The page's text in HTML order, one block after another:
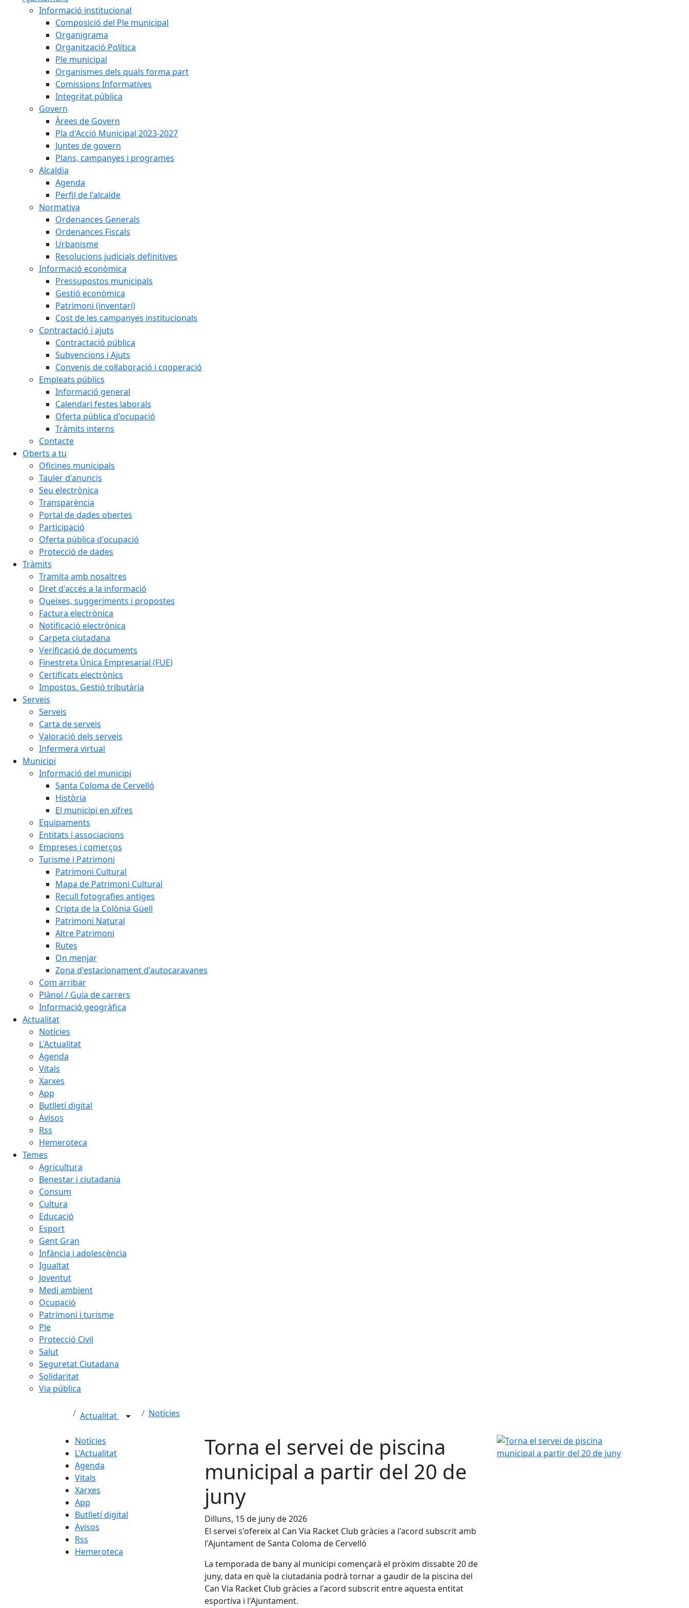
Informació institucional
Composició del Ple municipal
Organigrama
Organització Política
Ple municipal
Organismes dels quals forma part
Comissions Informatives
Integritat pública
Govern
Àrees de Govern
Pla d'Acció Municipal 2023-2027
Juntes de govern
Plans, campanyes i programes
Alcaldia
Agenda
Perfil de l'alcalde
Normativa
Ordenances Generals
Ordenances Fiscals
Urbanisme
Resolucions judicials definitives
Informació econòmica
Pressupostos municipals
Gestió econòmica
Patrimoni (inventari)
Cost de les campanyes institucionals
Contractació i ajuts
Contractació pública
Subvencions i Ajuts
Convenis de col·laboració i cooperació
Empleats públics
Informació general
Calendari festes laborals
Oferta pública d'ocupació
Tràmits interns
Contacte
Oberts a tu
Oficines municipals
Tauler d'anuncis
Seu electrònica
Transparència
Portal de dades obertes
Participació
Oferta pública d'ocupació
Protecció de dades
Tràmits
Tramita amb nosaltres
Dret d'accés a la informació
Queixes, suggeriments i propostes
Factura electrònica
Notificació electrònica
Carpeta ciutadana
Verificació de documents
Finestreta Única Empresarial (FUE)
Certificats electrònics
Impostos. Gestió tributària
Serveis
Serveis
Carta de serveis
Valoració dels serveis
Infermera virtual
Municipi
Informació del municipi
Santa Coloma de Cervelló
Història
El municipi en xifres
Equipaments
Entitats i associacions
Empreses i comerços
Turisme i Patrimoni
Patrimoni Cultural
Mapa de Patrimoni Cultural
Recull fotografies antiges
Cripta de la Colònia Güell
Patrimoni Natural
Altre Patrimoni
Rutes
On menjar
Zona d'estacionament d'autocaravanes
Com arribar
Plànol / Guia de carrers
Informació geogràfica
Actualitat
Notícies
L'Actualitat
Agenda
Vitals
Xarxes
App
Butlletí digital
Avisos
Rss
Hemeroteca
Temes
Agricultura
Benestar i ciutadania
Consum
Cultura
Educació
Esport
Gent Gran
Infància i adolescència
Igualtat
Joventut
Medi ambient
Ocupació
Patrimoni i turisme
Ple
Protecció Civil
Salut
Seguretat Ciutadana
Solidaritat
Via pública
Actualitat Notícies
Notícies
L'Actualitat
Agenda
Vitals
Xarxes
App
Butlletí digital
Avisos
Rss
Hemeroteca
Torna el servei de piscina
municipal a partir del 20 de
juny
Dilluns, 15 de juny de 2026
El servei s'ofereix al Can Via Racket Club gràcies a l'acord subscrit amb
l'Ajuntament de Santa Coloma de Cervelló
La temporada de bany al municipi començarà el pròxim dissabte 20 de
juny, data en què la ciutadania podrà tornar a gaudir de la piscina del
Can Via Racket Club gràcies a l'acord subscrit entre aquesta entitat
esportiva i l'Ajuntament.
Torna el servei de piscina municipal a partir del